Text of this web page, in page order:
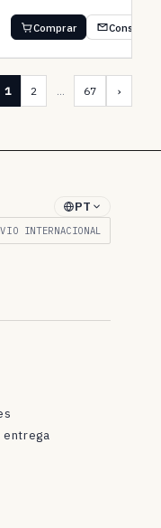
Comprar Consultar
1 2 … 67 ›
PT
INTERNACIONAL
entrega